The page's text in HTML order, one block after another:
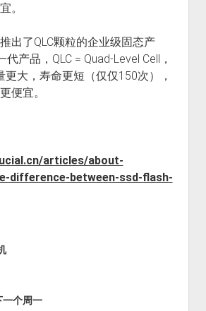
。
出了QLC颗粒的企业级固态产
代产品，QLC = Quad-Level Cell，
大，寿命更短（仅仅150次），
便宜。
articles/about-
difference-between-ssd-flash-
个周一